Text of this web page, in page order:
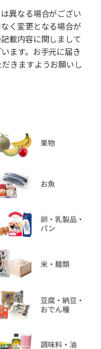
異なる場合がござい
く変更となる場合が
載内容に関しまして
ます。お手元に届き
きますようお願いし